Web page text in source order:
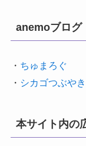
anemoブログ
・ ちゅまろぐ
・ シカゴつぶや
本サイト内の